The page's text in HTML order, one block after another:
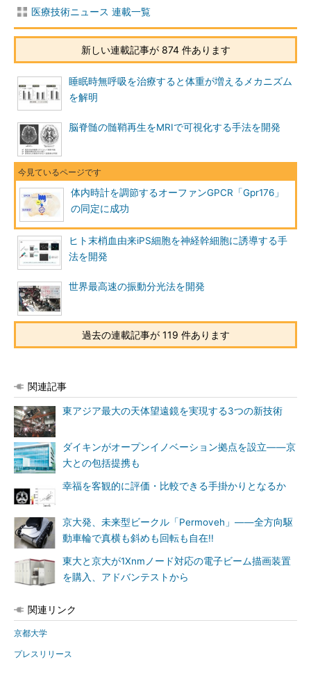
医療技術ニュース 連載一覧
新しい連載記事が 874 件あります
睡眠時無呼吸を治療すると体重が増えるメカニズム
を解明
脳脊髄の髄鞘再生をMRIで可視化する手法を開発
体内時計を調節するオーファンGPCR「Gpr176」
の同定に成功
ヒト末梢血由来iPS細胞を神経幹細胞に誘導する手
法を開発
世界最高速の振動分光法を開発
過去の連載記事が 119 件あります
関連記事
東アジア最大の天体望遠鏡を実現する3つの新技術
ダイキンがオープンイノベーション拠点を設立――京
大との包括提携も
幸福を客観的に評価・比較できる手掛かりとなるか
京大発、未来型ビークル「Permoveh」――全方向駆
動車輪で真横も斜めも回転も自在!!
東大と京大が1Xnmノード対応の電子ビーム描画装置
を購入、アドバンテストから
関連リンク
京都大学
プレスリリース